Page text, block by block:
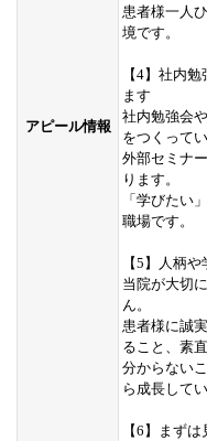
アピール情報
患者様一人
境です。
【4】社内
ます
社内勉強会
をつくってい
外部セミナ
ります。
「学びたい
職場です。
【5】人柄
当院が大切
ん。
患者様に誠
ること、素
分からない
ら成長して
【6】まず